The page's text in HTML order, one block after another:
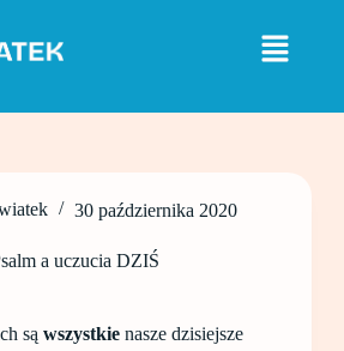
30 października 2020
a uczucia DZIŚ
są wszystkienasze dzisiejsze